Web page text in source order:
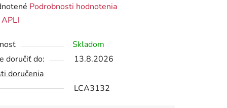
Podrobnosti hodnotenia
APLI
Skladom
doručiť do:
13.8.2026
doručenia
LCA3132